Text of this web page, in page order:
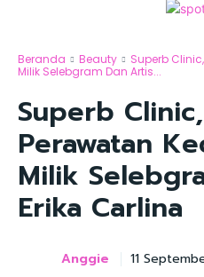
Beranda Beauty
Superb
Milik Selebgram Dan Artis...
Superb
Perawatan
Milik
Erika Carlina
Anggie 11